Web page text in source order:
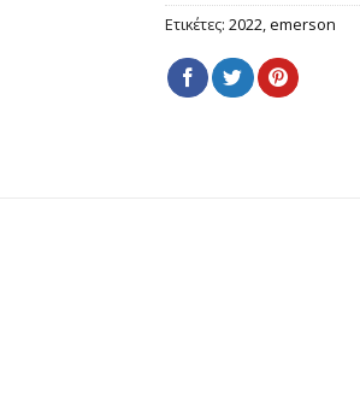
Ετικέτες: 2022,emerson